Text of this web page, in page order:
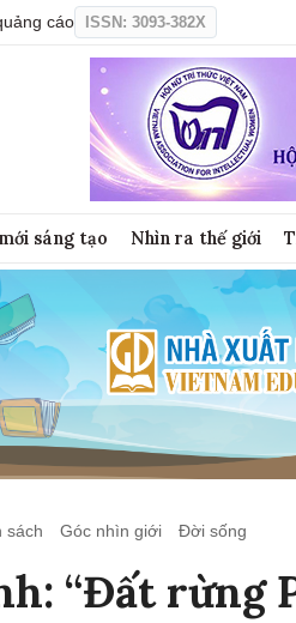
cáo ISSN: 3093-382X
sáng tạo Nhìn ra thế giới
sách Góc nhìn giới Đời sống
“Đất rừng